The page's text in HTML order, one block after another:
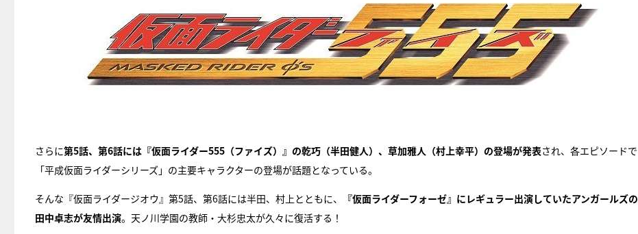
さらに第5話、第6話には『仮面ライダー555（ファイズ）』の乾巧（半田健人）、草加雅人（村上幸平）の登場が発表され、各エピソードで
「平成仮面ライダーシリーズ」の主要キャラクターの登場が話題となっている。
そんな『仮面ライダージオウ』第5話、第6話には半田、村上とともに、
『仮面ライダーフォーゼ』にレギュラー出演していたアンガールズの
田中卓志が友情出演。天ノ川学園の教師・大杉忠太が久々に復活する！